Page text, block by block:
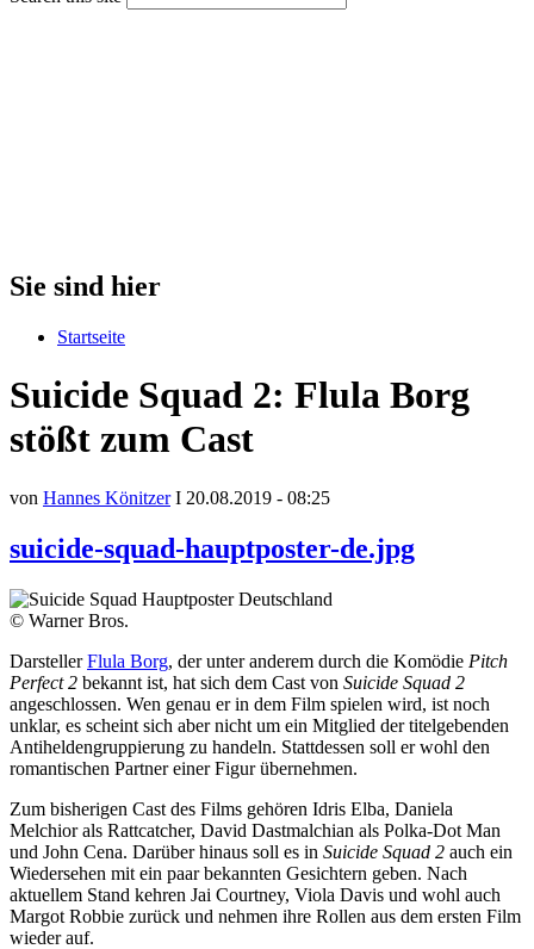
Sie sind hier
Startseite
Suicide Squad 2: Flula Borg
stößt zum Cast
von Hannes KönitzerI 20.08.2019 - 08:25
suicide-squad-hauptposter-de.jpg
© Warner Bros.
DarstellerFlula Borg, der unter anderem durch die Komödie Pitch
Perfect 2 bekannt ist, hat sich dem Cast von Suicide Squad 2
angeschlossen. Wen genau er in dem Film spielen wird, ist noch
unklar, es scheint sich aber nicht um ein Mitglied der titelgebenden
Antiheldengruppierung zu handeln. Stattdessen soll er wohl den
romantischen Partner einer Figur übernehmen.
Zum bisherigen Cast des Films gehören Idris Elba, Daniela
Melchior als Rattcatcher, David Dastmalchian als Polka-Dot Man
und John Cena. Darüber hinaus soll es in Suicide Squad 2 auch ein
Wiedersehen mit ein paar bekannten Gesichtern geben. Nach
aktuellem Stand kehren Jai Courtney, Viola Davis und wohl auch
Margot Robbie zurück und nehmen ihre Rollen aus dem ersten Film
wieder auf.